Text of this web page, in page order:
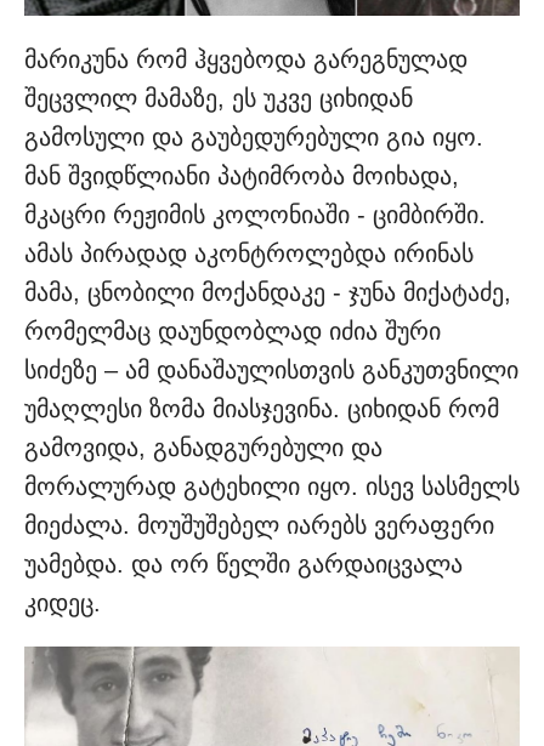
მარიკუნა რომ ჰყვებოდა გარეგნულად
შეცვლილ მამაზე, ეს უკვე ციხიდან
გამოსული და გაუბედურებული გია იყო.
მან შვიდწლიანი პატიმრობა მოიხადა,
მკაცრი რეჟიმის კოლონიაში - ციმბირში.
ამას პირადად აკონტროლებდა ირინას
მამა, ცნობილი მოქანდაკე - ჯუნა მიქატაძე,
რომელმაც დაუნდობლად იძია შური
სიძეზე – ამ დანაშაულისთვის განკუთვნილი
უმაღლესი ზომა მიასჯევინა. ციხიდან რომ
გამოვიდა, განადგურებული და
მორალურად გატეხილი იყო. ისევ სასმელს
მიეძალა. მოუშუშებელ იარებს ვერაფერი
უამებდა. და ორ წელში გარდაიცვალა
კიდეც.